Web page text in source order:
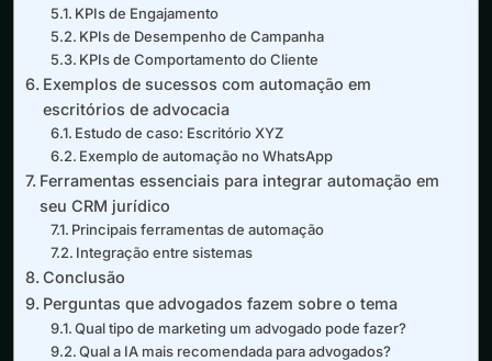
KPIs de Engajamento
KPIs de Desempenho de Campanha
KPIs de Comportamento do Cliente
Exemplos de sucessos com automação em
escritórios de advocacia
Estudo de caso: Escritório XYZ
Exemplo de automação no WhatsApp
Ferramentas essenciais para integrar automação em
seu CRM jurídico
Principais ferramentas de automação
Integração entre sistemas
Conclusão
Perguntas que advogados fazem sobre o tema
Qual tipo de marketing um advogado pode fazer?
Qual a IA mais recomendada para advogados?